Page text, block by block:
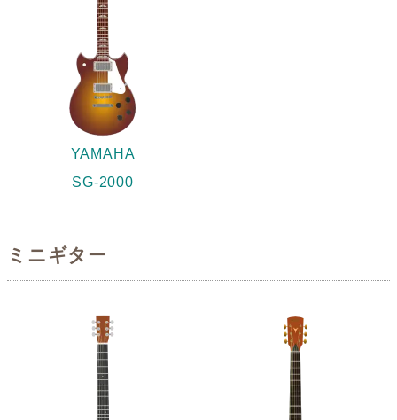
YAMAHA
SG-2000
ミニギター